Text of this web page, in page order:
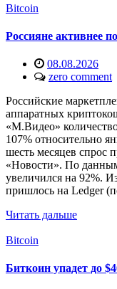
Bitcoin
Россияне активнее
08.08.2026
zero comment
Российские
аппаратных
«М.Видео»
107% относительно
шесть месяцев спрос
«Новости». По
увеличился на 92%.
пришлось на Ledger
Читать дальше
Bitcoin
Биткоин упадет до